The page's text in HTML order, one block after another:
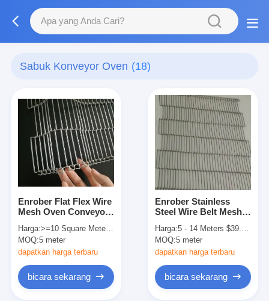
Sabuk Konveyor Oven (18)
Enrober Flat Flex Wire
Mesh Oven Conveyor
Makanan
Harga:>=10 Square Meters $12.50
MOQ:5 meter
dapatkan harga terbaru
bicara sekarang
Enrober Stainless
Steel Wire Belt Mesh
Industri Makanan
Harga:5 - 14 Meters $39.50， 15 - 29 Meters $36.50， 30 - 99 Meters $28.60， >=100 Meters $23.80
MOQ:5 meter
dapatkan harga terbaru
bicara sekarang